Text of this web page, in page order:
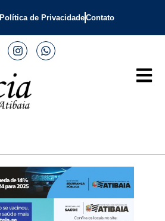
Política de PrivacidadeContato